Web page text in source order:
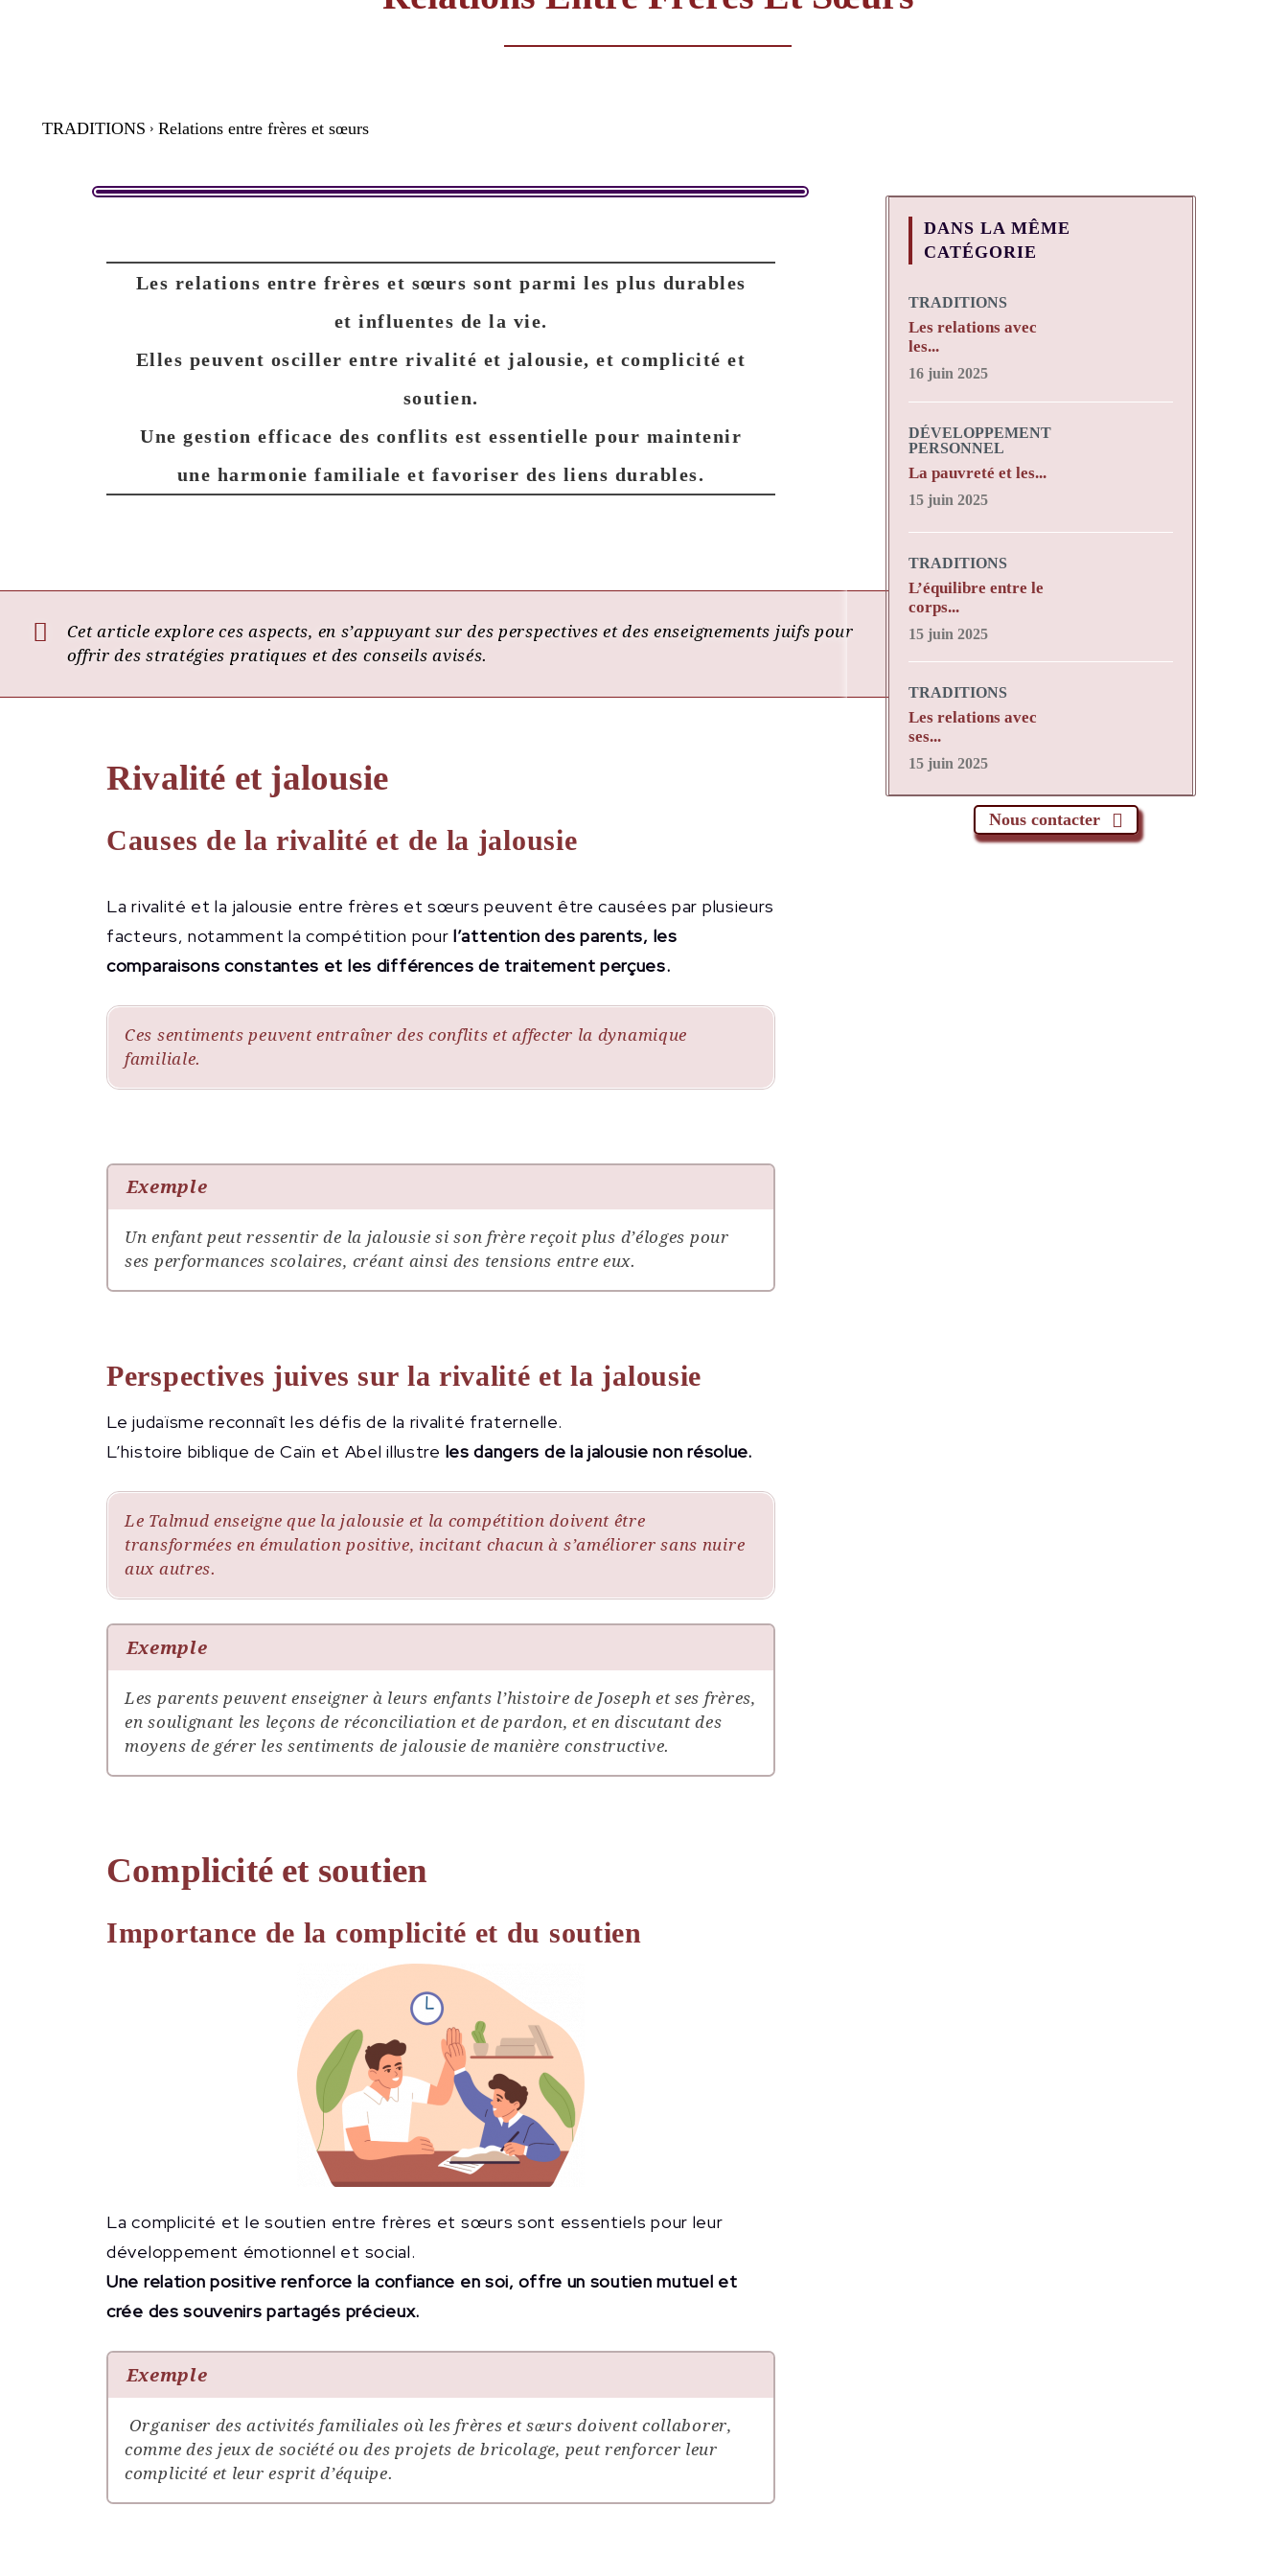
TRADITIONS Relations entre frères et sœurs
Les relations entre frères et sœurs sont parmi les plus durables
et influentes de la vie.
Elles peuvent osciller entre rivalité et jalousie, et complicité et
soutien.
Une gestion efficace des conflits est essentielle pour maintenir
une harmonie familiale et favoriser des liens durables.
Cet article explore ces aspects, en s’appuyant sur des perspectives et des enseignements juifs pour
offrir des stratégies pratiques et des conseils avisés.
Rivalité et jalousie
Causes de la rivalité et de la jalousie
La rivalité et la jalousie entre frères et sœurs peuvent être causées par plusieurs
facteurs, notamment la compétition pourl’attention des parents, les
comparaisons constantes et les différences de traitement perçues.
Ces sentiments peuvent entraîner des conflits et affecter la dynamique
familiale.
Exemple
Un enfant peut ressentir de la jalousie si son frère reçoit plus d’éloges pour
ses performances scolaires, créant ainsi des tensions entre eux.
Perspectives juives sur la rivalité et la jalousie
Le judaïsme reconnaît les défis de la rivalité fraternelle.
L’histoire biblique de Caïn et Abel illustre les dangers de la jalousie non résolue.
Le Talmud enseigne que la jalousie et la compétition doivent être
transformées en émulation positive, incitant chacun à s’améliorer sans nuire
aux autres.
Exemple
Les parents peuvent enseigner à leurs enfants l’histoire de Joseph et ses frères,
en soulignant les leçons de réconciliation et de pardon, et en discutant des
moyens de gérer les sentiments de jalousie de manière constructive.
Complicité et soutien
Importance de la complicité et du soutien
La complicité et le soutien entre frères et sœurs sont essentiels pour leur
développement émotionnel et social.
Une relation positive renforce la confiance en soi, offre un soutien mutuel et
crée des souvenirs partagés précieux.
Exemple
Organiser des activités familiales où les frères et sœurs doivent collaborer,
comme des jeux de société ou des projets de bricolage, peut renforcer leur
complicité et leur esprit d’équipe.
DANS LA MÊME
CATÉGORIE
TRADITIONS
Les relations avec
les...
16 juin 2025
DÉVELOPPEMENT
PERSONNEL
La pauvreté et les...
15 juin 2025
TRADITIONS
L’équilibre entre le
corps...
15 juin 2025
TRADITIONS
Les relations avec
ses...
15 juin 2025
Nous contacter